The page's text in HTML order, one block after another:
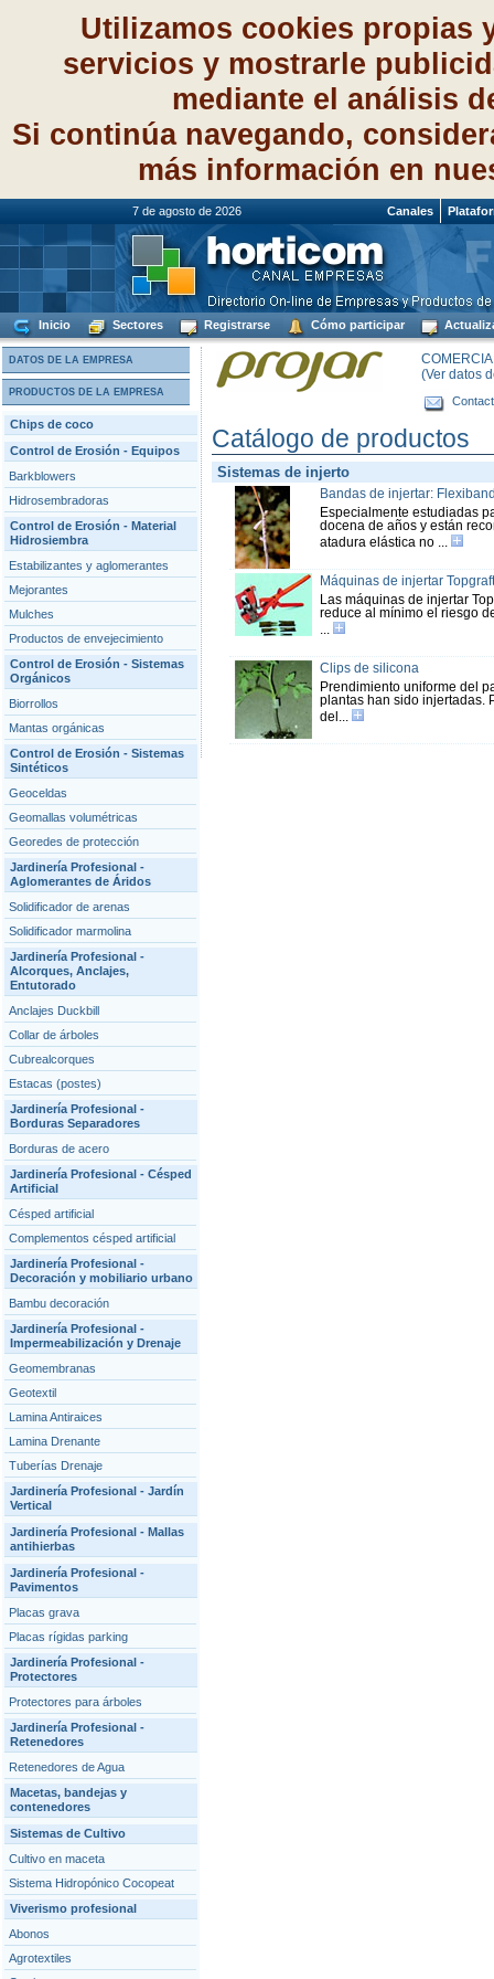
Utilizamos cookies propias
servicios y mostrarle
mediante el análisis
Si continúa navegando,
más información en
7 de agosto de 2026 Canales
Inicio Sectores Registrarse Cómo participar
DATOS DE LA EMPRESA
PRODUCTOS DE LA EMPRESA
Chips de coco
Control de Erosión - Equipos
Barkblowers
Hidrosembradoras
Control de Erosión - Material
Hidrosiembra
Estabilizantes y aglomerantes
Mejorantes
Mulches
Productos de envejecimiento
Control de Erosión - Sistemas
Orgánicos
Biorrollos
Mantas orgánicas
Control de Erosión - Sistemas
Sintéticos
Geoceldas
Geomallas volumétricas
Georedes de protección
Jardinería Profesional -
Aglomerantes de Áridos
Solidificador de arenas
Solidificador marmolina
Jardinería Profesional -
Alcorques, Anclajes,
Entutorado
Anclajes Duckbill
Collar de árboles
Cubrealcorques
Estacas (postes)
Jardinería Profesional -
Borduras Separadores
Borduras de acero
Jardinería Profesional - Césped
Artificial
Césped artificial
Complementos césped artificial
Jardinería Profesional -
Decoración y mobiliario urbano
Bambu decoración
Jardinería Profesional -
Impermeabilización y Drenaje
Geomembranas
Geotextil
Lamina Antiraices
Lamina Drenante
Tuberías Drenaje
Jardinería Profesional - Jardín
Vertical
Jardinería Profesional - Mallas
antihierbas
Jardinería Profesional -
Pavimentos
Placas grava
Placas rígidas parking
Jardinería Profesional -
Protectores
Protectores para árboles
Jardinería Profesional -
Retenedores
Retenedores de Agua
Macetas, bandejas y
contenedores
Sistemas de Cultivo
Cultivo en maceta
Sistema Hidropónico Cocopeat
Viverismo profesional
Abonos
Agrotextiles
(Ver datos
Catálogo de productos
Sistemas de injerto
Bandas de injertar:
Especialmente estudiadas
docena de años y están
atadura elástica no ...
Máquinas de injertar
Las máquinas de injertar
reduce al mínimo el riesgo
...
Clips de silicona
Prendimiento uniforme del
plantas han sido injertadas.
del...